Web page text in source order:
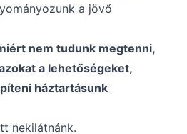
a jövő
nem tudunk megtenni,
a lehetőségeket,
háztartásunk
nekilátnánk.